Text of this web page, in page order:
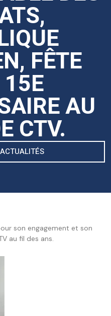
FÊTE
AU
CTV.
son engagement et son
au fil des ans.